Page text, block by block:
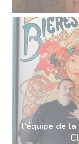
l'équipe de